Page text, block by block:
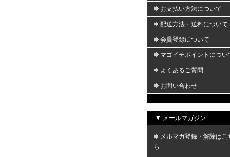
お支払い方法について
配送方法・送料について
会員登録について
マゴイチポイントについ
よくあるご質問
お問い合わせ
▼ メールマガジン
メルマガ登録・解除はこ
ら